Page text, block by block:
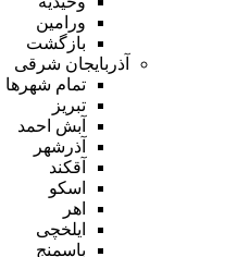
ورامین
بازگشت
آذربایجان شرقی
تمام شهر‌ها
تبریز
آبش احمد
آذرشهر
آقکند
اسکو
اهر
ایلخچی
باسمنج